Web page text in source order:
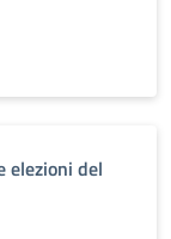
elezioni del